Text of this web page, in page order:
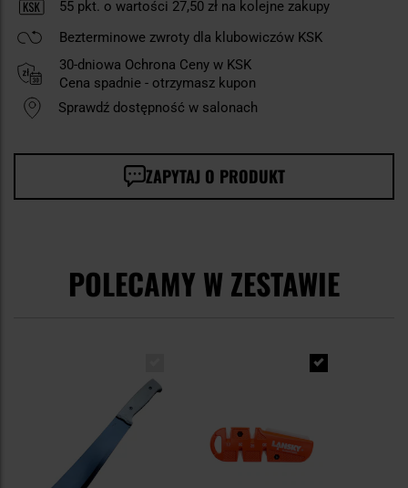
55 pkt. o wartości 27,50 zł na kolejne zakupy
Bezterminowe zwroty dla klubowiczów KSK
30-dniowa Ochrona Ceny w KSK
Cena spadnie - otrzymasz kupon
Sprawdź dostępność w salonach
ZAPYTAJ O PRODUKT
POLECAMY W ZESTAWIE